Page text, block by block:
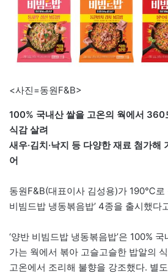
<사진=동원F&B>
100% 국내산 쌀을 고온의 웍에서 360
식감 살려
새우·김치·낙지 등 다양한 재료 첨가해
어
동원F&B(대표이사 김성용)가 190℃로
비빔드밥 냉동볶음밥’ 4종을 출시했다
‘양반 비빔드밥 냉동볶음밥’은 100%
가는 웍에서 볶아 고슬고슬한 밥알의
고온에서 조리해 불향을 강조했다. 별